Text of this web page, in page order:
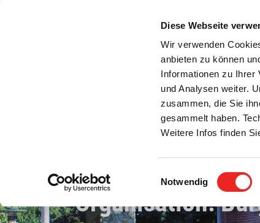
Diese Webseite
Wir verwenden
anbieten zu können
Informationen zu Ihrer
und Analysen weiter.
zusammen, die Sie
gesammelt haben.
Weitere Infos finden
Einwilligungsauswahl
Notwendig
Bürgerservice Rats- /
Organisation: